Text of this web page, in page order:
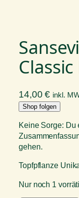
14,00€ inkl.
Shop folgen
Keine Sorge: Du
gehen.
Topfpflanze
Nur noch 1